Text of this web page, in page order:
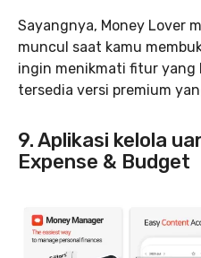
Sayangnya, Money Lover
muncul saat kamu
ingin menikmati fitur yang
tersedia versi premium
9. Aplikasi kelola
Expense & Budget